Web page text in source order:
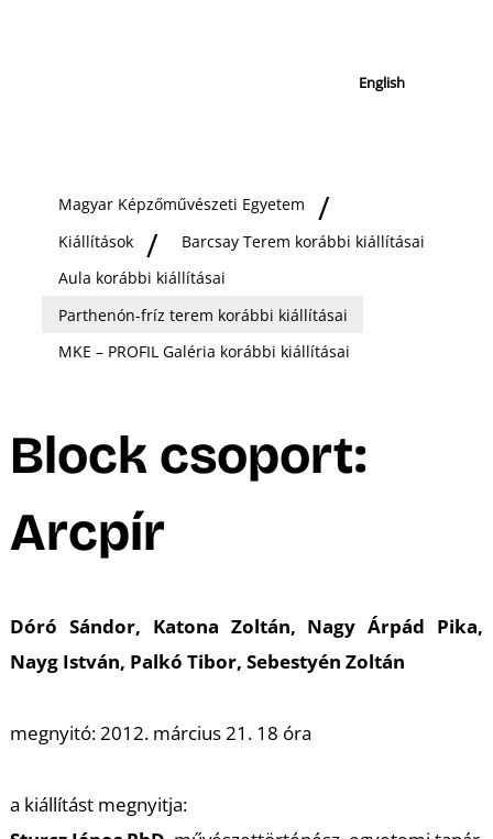
English
Magyar Képzőművészeti Egyetem
Kiállítások
Barcsay Terem korábbi kiállításai
Aula korábbi kiállításai
Parthenón-fríz terem korábbi kiállításai
MKE – PROFIL Galéria korábbi kiállításai
Block csoport:
Arcpír
Dóró Sándor, Katona Zoltán, Nagy Árpád Pika,
Nayg István, Palkó Tibor, Sebestyén Zoltán
megnyitó: 2012. március 21. 18 óra
a kiállítást megnyitja: